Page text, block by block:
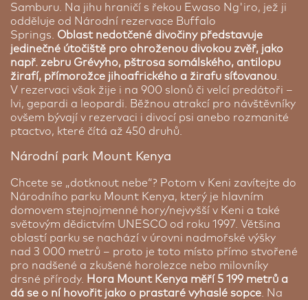
Samburu. Na jihu hraničí s řekou Ewaso Ng'iro, jež ji
odděluje od Národní rezervace Buffalo
Springs. Oblast nedotčené divočiny představuje
jedinečné útočiště pro ohroženou divokou zvěř, jako
např. zebru Grévyho, pštrosa somálského, antilopu
žirafí, přímorožce jihoafrického a žirafu síťovanou
V rezervaci však žije i na 900 slonů či velcí predátoři –
lvi, gepardi a leopardi. Běžnou atrakcí pro návštěvníky
ovšem bývají v rezervaci i divocí psi anebo rozmanité
ptactvo, které čítá až 450 druhů.
Národní park Mount Kenya
Chcete se „dotknout nebe“? Potom v Keni zavítejte do
Národního parku Mount Kenya, který je hlavním
domovem stejnojmenné hory/nejvyšší v Keni a také
světovým dědictvím UNESCO od roku 1997. Většina
oblastí parku se nachází v úrovni nadmořské výšky
nad 3 000 metrů – proto je toto místo přímo stvořené
pro nadšené a zkušené horolezce nebo milovníky
drsné přírody.
Hora Mount Kenya měří 5 199 metrů a
dá se o ní hovořit jako o prastaré vyhaslé sopce . Na